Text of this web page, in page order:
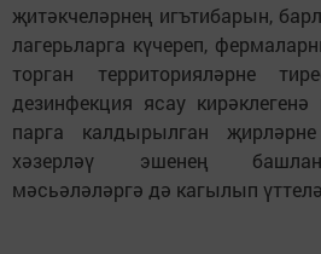
җитәкчеләрнең игътибарын,
лагерьларга күчереп,
торган территорияләрне
дезинфекция ясау
парга калдырылган
хәзерләү эшенең
мәсьәләләргә дә кагылып